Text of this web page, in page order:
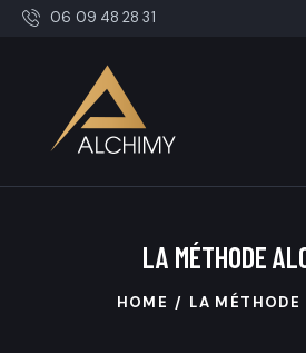
06 09 48 28 31
LA MÉTHODE
HOME LA MÉTHODE